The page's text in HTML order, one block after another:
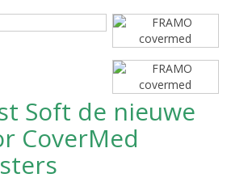
Soft de nieuwe
CoverMed